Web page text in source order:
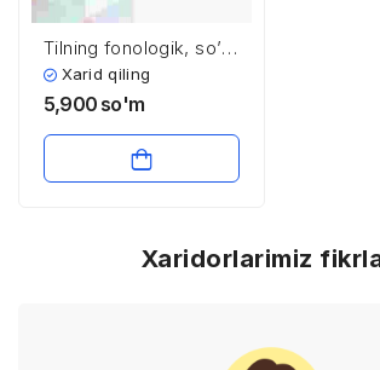
Tilning fonologik, so’z
yasalishi va
morfologik tipologiyasi
Xarid qiling
5,900 so'm
Xaridorlarimiz